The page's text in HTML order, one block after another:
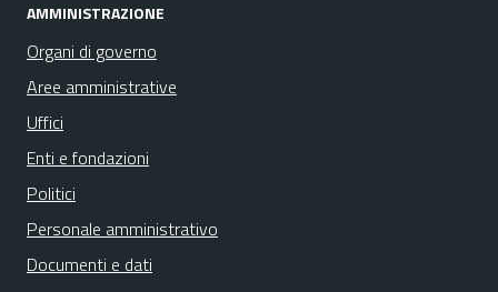
AMMINISTRAZIONE
Organi di governo
Aree amministrative
Uffici
Enti e fondazioni
Politici
Personale amministrativo
Documenti e dati